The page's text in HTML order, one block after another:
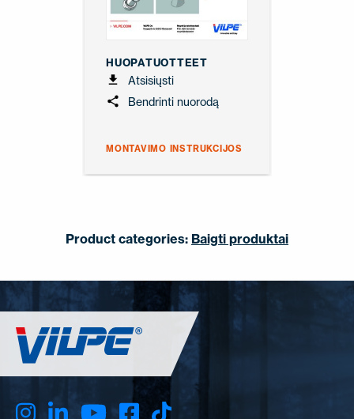
HUOPATUOTTEET
Atsisiųsti
Bendrinti nuorodą
MONTAVIMO INSTRUKCIJOS
Product categories: Baigti produktai